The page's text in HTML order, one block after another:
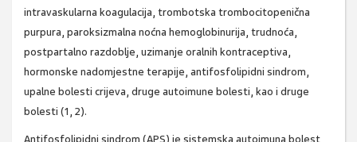
intravaskularna koagulacija, trombotska trombocitopenična
purpura, paroksizmalna noćna hemoglobinurija, trudnoća,
postpartalno razdoblje, uzimanje oralnih kontraceptiva,
hormonske nadomjestne terapije, antifosfolipidni sindrom,
upalne bolesti crijeva, druge autoimune bolesti, kao i druge
bolesti (1, 2).
Antifosfolipidni sindrom (APS) je sistemska autoimuna bolest